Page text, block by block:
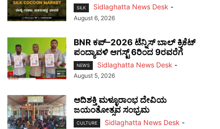
SILK Sidlaghatta News Desk -
August 6, 2026
BNR ಕಪ್–2026 ಟೆನ್ನಿಸ್ ಬಾಲ್ ಕ್ರಿಕೆಟ್
ಪಂದ್ಯಾವಳಿ ಆಗಸ್ಟ್ 6ರಿಂದ 9ರವರೆಗೆ
NEWS Sidlaghatta News Desk -
August 5, 2026
ಆದಿಶಕ್ತಿ ಮಳ್ಳೂರಾಂಭ ದೇವಿಯ
ಜಯಂತೋತ್ಸವ ಸಂಭ್ರಮ
CULTURE Sidlaghatta News Desk -